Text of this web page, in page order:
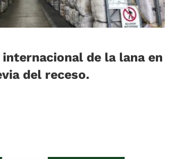
de la lana en
del receso.